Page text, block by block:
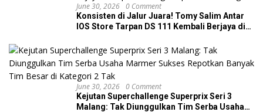
June 30, 2026 0 Comment
Konsisten di Jalur Juara! Tomy Salim Antar
IOS Store Tarpan DS 111 Kembali Berjaya di
June 30, 2026 0 Comment
Kejutan Superchallenge Superprix Seri 3
Malang: Tak Diunggulkan Tim Serba Usaha